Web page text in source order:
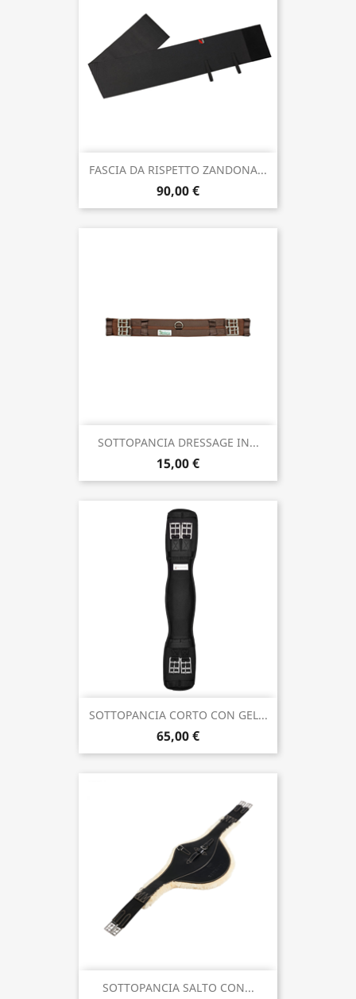
FASCIA DA RISPETTO ZANDONA...
90,00 €
SOTTOPANCIA DRESSAGE IN...
15,00 €
SOTTOPANCIA CORTO CON GEL...
65,00 €
SOTTOPANCIA SALTO CON...